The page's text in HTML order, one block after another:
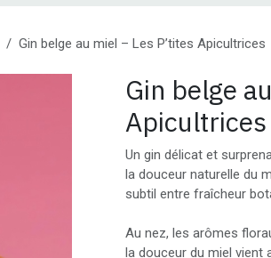
Gin belge au miel – Les P’tites Apicultrices
Gin belge
Apicultrices
Un gin délicat et
la douceur naturelle du
subtil entre fraîcheur
Au nez, les arômes
la douceur du miel vient